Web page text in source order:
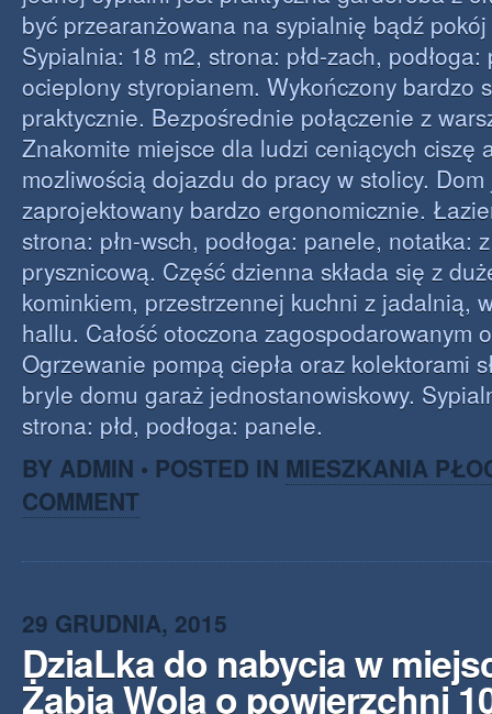
być przearanżowana na sypialnię bądź
Sypialnia: 18 m2, strona: płd-zach,
ocieplony styropianem. Wykończony bardzo
praktycznie. Bezpośrednie połączenie z
Znakomite miejsce dla ludzi ceniących ciszę
mozliwością dojazdu do pracy w stolicy.
zaprojektowany bardzo ergonomicznie.
strona: płn-wsch, podłoga: panele, notatka:
prysznicową. Część dzienna składa się z
kominkiem, przestrzennej kuchni z jadalnią,
hallu. Całość otoczona zagospodarowanym
Ogrzewanie pompą ciepła oraz kolektorami
bryle domu garaż jednostanowiskowy.
strona: płd, podłoga: panele.
BY ADMIN • POSTED IN MIESZKANIA
COMMENT
29 GRUDNIA, 2015
DziaLka do nabycia w
Żabia Wola o powierzchni